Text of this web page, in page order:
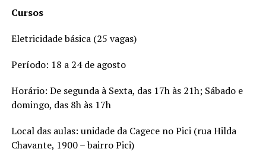
Cursos
Eletricidade básica (25 vagas)
Período: 18 a 24 de agosto
Horário: De segunda à Sexta, das 17h às 21h; Sábado e
domingo, das 8h às 17h
Local das aulas: unidade da Cagece no Pici (rua Hilda
Chavante, 1900 – bairro Pici)